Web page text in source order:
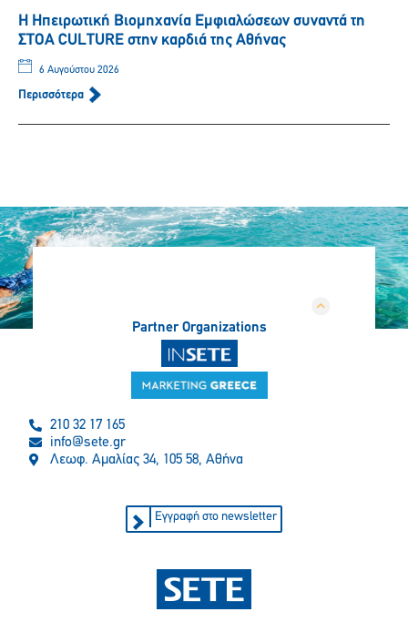
Η Ηπειρωτική Βιομηχανία Εμφιαλώσεων συναντά τη
ΣΤΟΑ CULTURE στην καρδιά της Αθήνας
6 Αυγούστου 2026
Περισσότερα
Partner Organizations
210 32 17 165
info@sete.gr
Λεωφ. Αμαλίας 34, 105 58, Αθήνα
Εγγραφή στο newsletter